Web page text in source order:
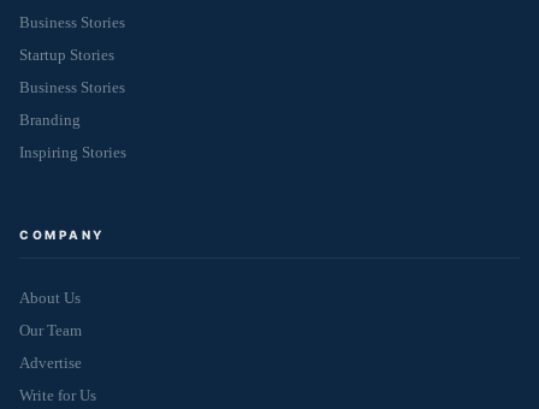
Business Stories
Startup Stories
Business Stories
Branding
Inspiring Stories
COMPANY
About Us
Our Team
Advertise
Write for Us